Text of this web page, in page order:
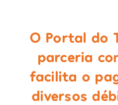
O Portal do
parceria
facilita o
diversos